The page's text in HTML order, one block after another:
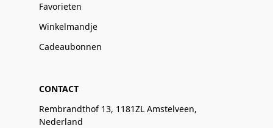
Favorieten
Winkelmandje
Cadeaubonnen
CONTACT
Rembrandthof 13, 1181ZL Amstelveen,
Nederland